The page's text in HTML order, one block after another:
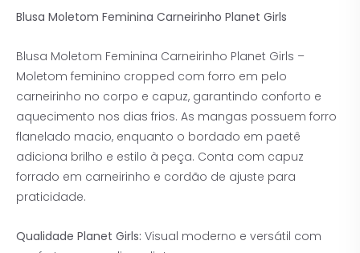
Blusa Moletom Feminina Carneirinho Planet Girls
Blusa Moletom Feminina Carneirinho Planet Girls –
Moletom feminino cropped com forro em pelo
carneirinho no corpo e capuz, garantindo conforto e
aquecimento nos dias frios. As mangas possuem forro
flanelado macio, enquanto o bordado em paetê
adiciona brilho e estilo à peça. Conta com capuz
forrado em carneirinho e cordão de ajuste para
praticidade.
Qualidade Planet Girls: Visual moderno e versátil com